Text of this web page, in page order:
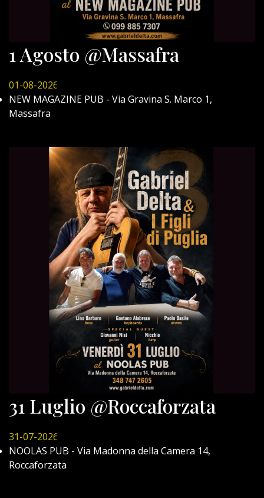
1 Agosto @Massafra
01-08-2026
NEW MAGAZINE PUB - Via Gravina S. Marco 1,
Massafra
31 Luglio @Roccaforzata
31-07-2026
NOOLAS PUB - Via Madonna della Camera 14,
Roccaforzata